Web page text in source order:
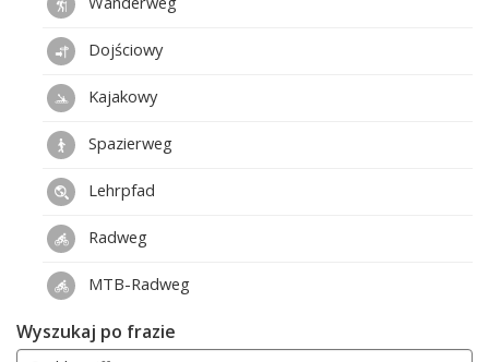
Dojściowy
Kajakowy
Spazierweg
Lehrpfad
Radweg
MTB-Radweg
Wyszukaj po frazie